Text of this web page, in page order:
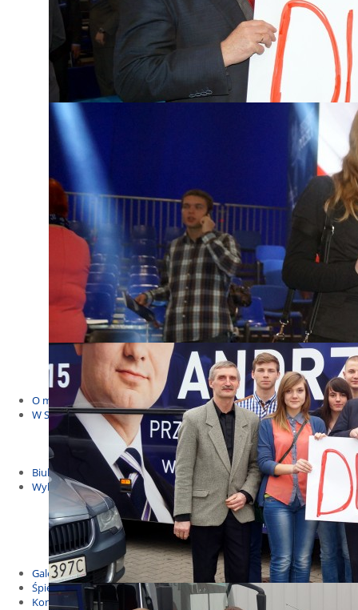
Różne
Konkursy 2017/2018
KONKURSY 2016/2017
KONKURSY 2015/2016
Konkursy 2014/2015
Wizyty w Parlamencie i Ministerstwach
Spotkania i debaty, PROTESTY, MARSZE
Debaty i spotkania 2017
Konkursy 2014
Różne
Praca w kampanii
Sejmowe
Budżet Obywatelski 2021
Dla dzieci i młodzieży
Msze, marsze i wiece
KOLONIE 2022
Wybory samorządowe 2018
Dożynki 2014
EUROWYBORY 2019
Debaty i spotkania 2016
Debaty i spotkania 2019
wybory
Kolonie Stegna 2020
Spotkanie w Bronowie
WYJAZDY
O mnie
W Sejmie
Patroni Roku 2016
Św. Jan Paweł II Patronem Roku 2015
10.04.2014 - Czwarta Roczniica Katastrofy Smoleńskiej
Biuletyny
Wybory
Wybory samorządowe
Wybory parlamentarne
Wybory do Parlamentu Europejskiego
Wybory prezydenckie 2020
Wybory 2014
Galeria
Śpiewnik
Kontakt